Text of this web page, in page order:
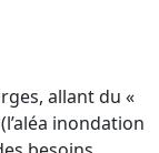
allant du «
inondation